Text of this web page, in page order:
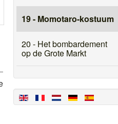
19 - Momotaro-kostuum
20 - Het bombardement
op de Grote Markt